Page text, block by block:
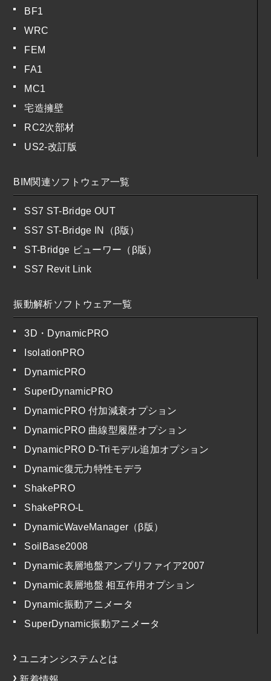
BF1
WRC
FEM
FA1
MC1
宅造擁壁
RC2次部材
US2-改訂版
BIM関連ソフトウェア一覧
SS7 ST-Bridge OUT
SS7 ST-Bridge IN（β版）
ST-Bridge ビューワー（β版）
SS7 Revit Link
振動解析ソフトウェア一覧
3D・DynamicPRO
IsolationPRO
DynamicPRO
SuperDynamicPRO
DynamicPRO 付加減衰オプション
DynamicPRO 曲線型履歴オプション
DynamicPRO D-Triモデル追加オプション
Dynamic復元力特性モデラ
ShakePRO
ShakePRO-L
DynamicWaveManager（β版）
SoilBase2008
Dynamic表層地盤アンプリファイア2007
Dynamic表層地盤 相互作用オプション
Dynamic振動アニメータ
SuperDynamic振動アニメータ
ユニオンシステムとは